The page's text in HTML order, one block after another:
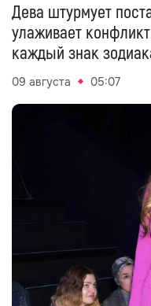
Дева штурмует
улаживает
каждый знак
09 августа 05:07